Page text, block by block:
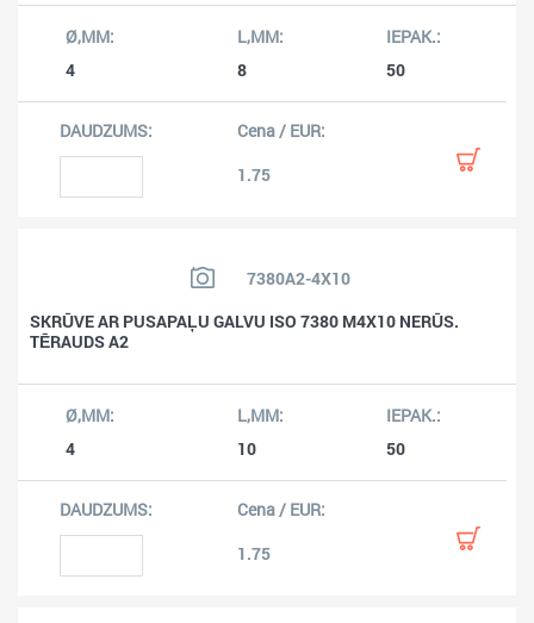
4 8 50
1.75
7380A2-4X10
SKRŪVE AR PUSAPAĻU GALVU ISO 7380 M4X10 NERŪS.
TĒRAUDS A2
4 10 50
1.75